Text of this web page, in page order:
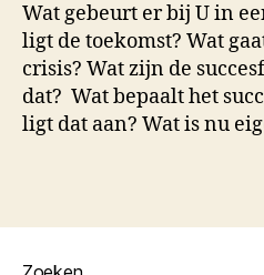
Wat gebeurt er bij U in
ligt de toekomst? Wat
crisis? Wat zijn de
dat? Wat bepaalt het
ligt dat aan? Wat is nu